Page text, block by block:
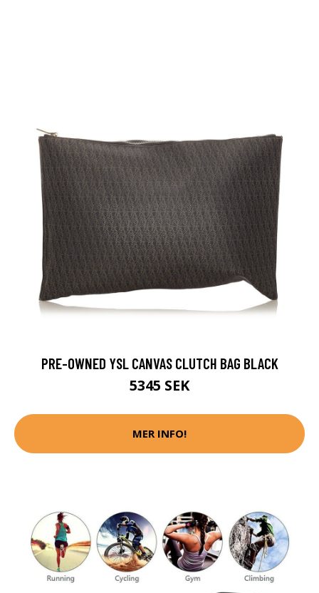
PRE-OWNED YSL CANVAS CLUTCH BAG BLACK
5345 SEK
MER INFO!